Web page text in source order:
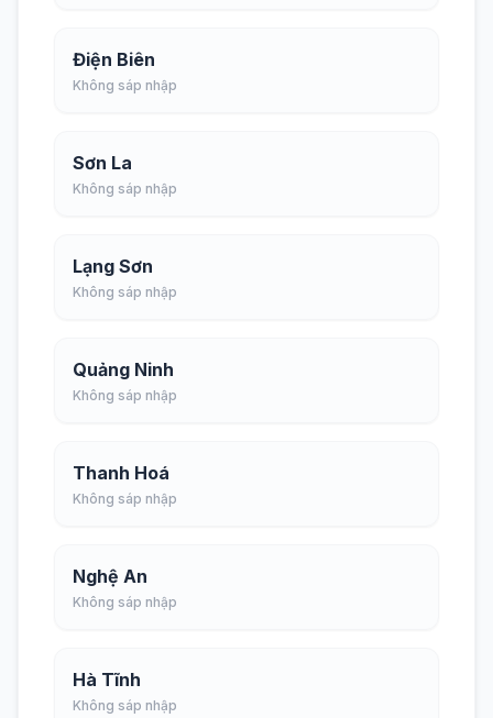
Điện Biên
Không sáp nhập
Sơn La
Không sáp nhập
Lạng Sơn
Không sáp nhập
Quảng Ninh
Không sáp nhập
Thanh Hoá
Không sáp nhập
Nghệ An
Không sáp nhập
Hà Tĩnh
Không sáp nhập